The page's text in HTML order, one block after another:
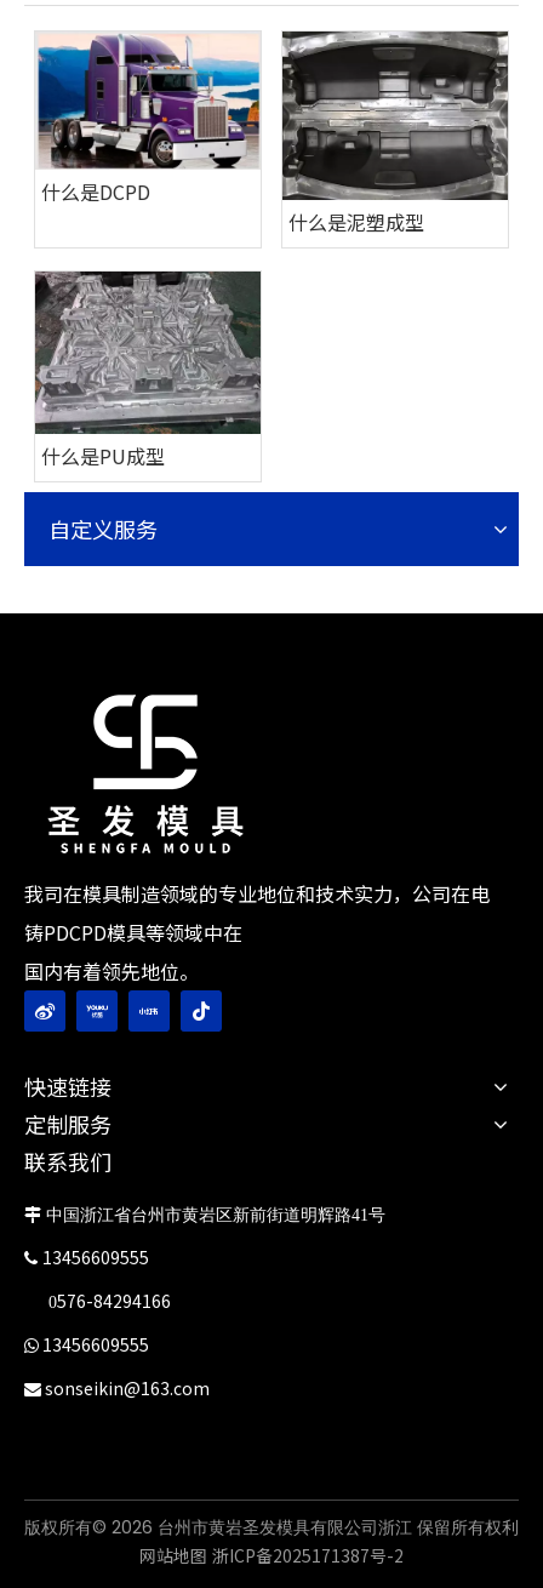
什么是DCPD
什么是泥塑成型
什么是PU成型
自定义服务
我司在模具制造领域的专业地位和技术实力，公司在电
铸PDCPD模具等领域中在
国内有着领先地位。
快速链接
定制服务
联系我们
 中国浙江省台州市黄岩区新前街道明辉路41号
 13456609555
0576-84294166
 13456609555
 sonseikin@163.com
版权所有© 2026 台州市黄岩圣发模具有限公司浙江 保留所有权利
网站地图 浙ICP备2025171387号-2